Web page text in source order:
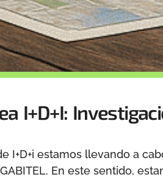
I+D+I:
I+D+i estamos llevando a
En este sentido,